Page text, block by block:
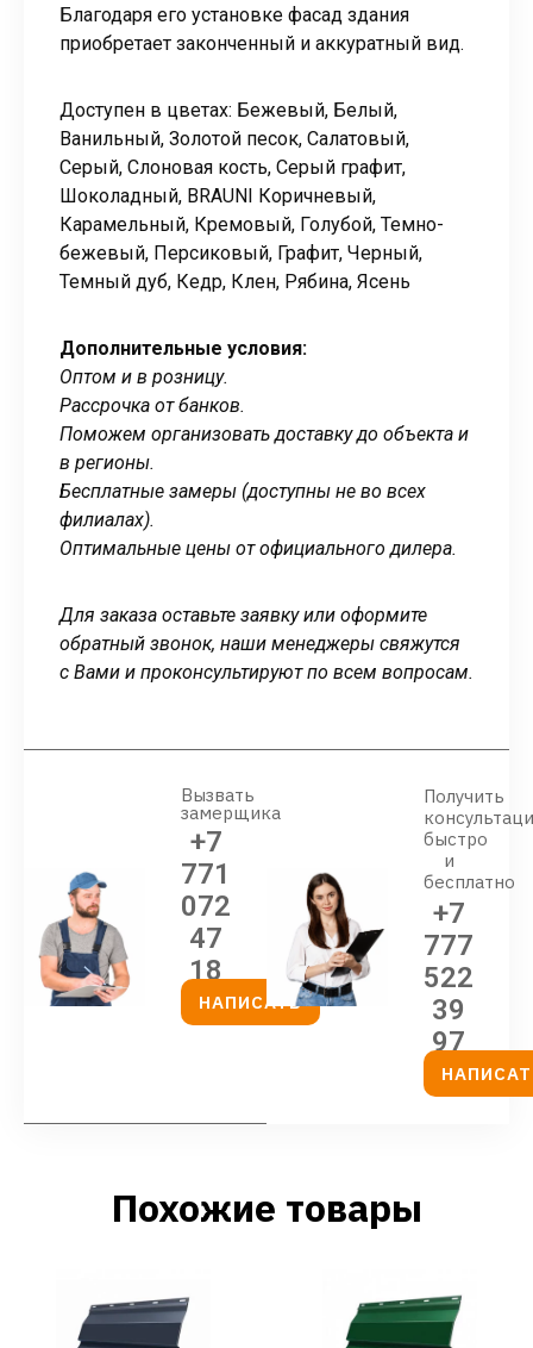
Благодаря его установке фасад здания
приобретает законченный и аккуратный вид.
Доступен в цветах: Бежевый, Белый,
Ванильный, Золотой песок, Салатовый,
Серый, Слоновая кость, Серый графит,
Шоколадный, BRAUNI Коричневый,
Карамельный, Кремовый, Голубой, Темно-
бежевый, Персиковый, Графит, Черный,
Темный дуб, Кедр, Клен, Рябина, Ясень
Дополнительные условия:
Оптом и в розницу.
Рассрочка от банков.
Поможем организовать доставку до объекта и
в регионы.
Бесплатные замеры (доступны не во всех
филиалах).
Оптимальные цены от официального дилера.
Для заказа оставьте заявку или оформите
обратный звонок, наши менеджеры свяжутся
с Вами и проконсультируют по всем вопросам.
Вызвать
замерщика
+7
771
072
47
18
НАПИСАТЬ
Получить
быстро
и
бесплатно
+7
777
522
39
97
Похожие товары